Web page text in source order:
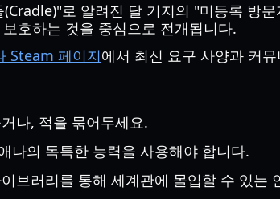
로 알려진 달 기지의 "미등록 방
호하는 것을 중심으로 전개됩니다.
Steam 페이지에서 최신 요구 사양과 커
나, 적을 묶어두세요.
나의 독특한 능력을 사용해야 합니다.
브러리를 통해 세계관에 몰입할 수 있는